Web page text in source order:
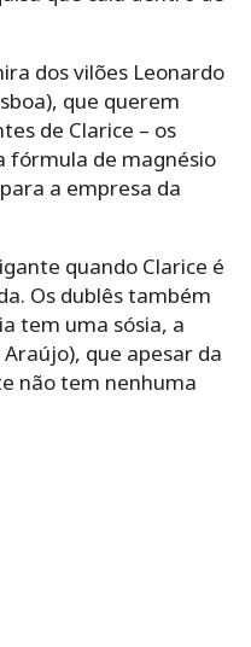
dos vilões Leonardo
que querem
de Clarice – os
fórmula de magnésio
a empresa da
quando Clarice é
Os dublês também
tem uma sósia, a
que apesar da
não tem nenhuma